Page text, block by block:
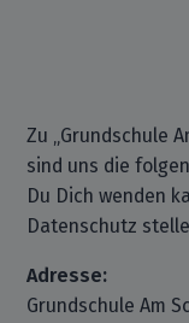
Zu „Grundschule
sind uns die
Du Dich wenden
Datenschutz
Adresse:
Grundschule Am